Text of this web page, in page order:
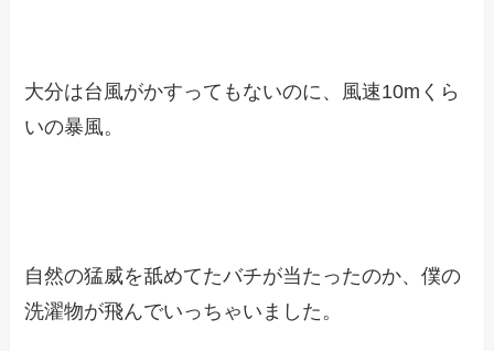
大分は台風がかすってもないのに、風速10mくら
いの暴風。
自然の猛威を舐めてたバチが当たったのか、僕の
洗濯物が飛んでいっちゃいました。